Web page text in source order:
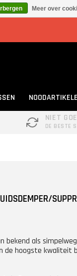
NIET
DE BESTE
bekend als
de hoogste kwaliteit
Meer over